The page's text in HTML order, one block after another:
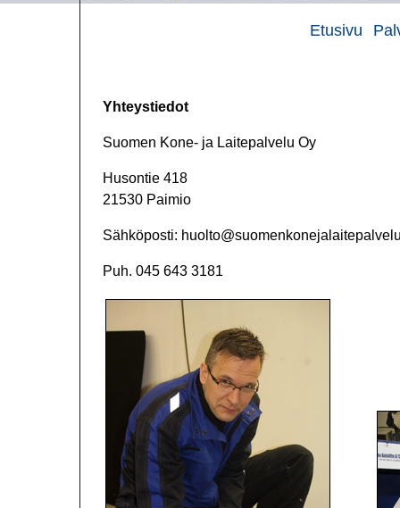
Etusivu
Yhteystiedot
Suomen Kone- ja Laitepalvelu Oy
Husontie 418
21530 Paimio
Sähköposti:
Puh. 045 643 3181